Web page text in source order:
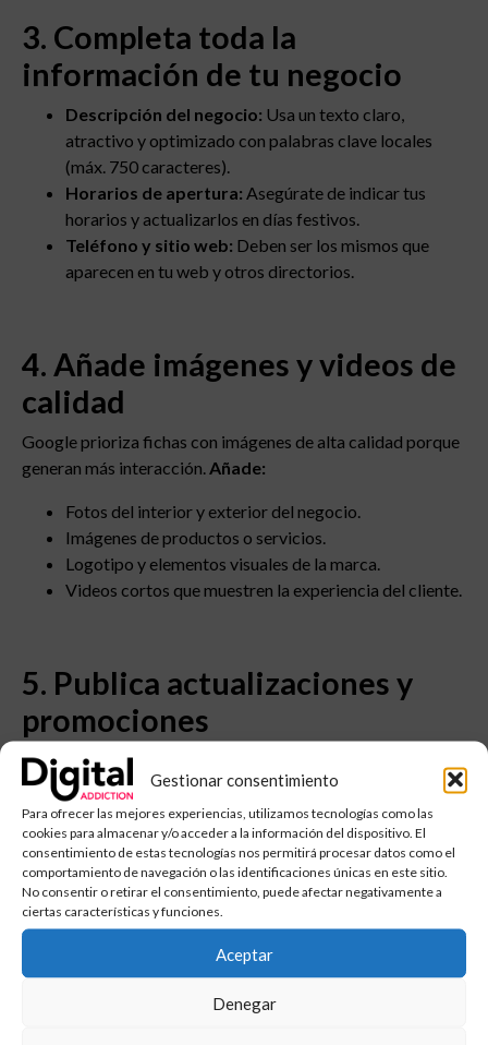
Gestionar consentimiento
Para ofrecer las mejores experiencias, utilizamos tecnologías como las
cookies para almacenar y/o acceder a la información del dispositivo. El
consentimiento de estas tecnologías nos permitirá procesar datos como el
comportamiento de navegación o las identificaciones únicas en este sitio.
No consentir o retirar el consentimiento, puede afectar negativamente a
ciertas características y funciones.
Aceptar
Denegar
3. Completa toda la
información de tu negocio
Descripción del negocio: Usa un texto claro,
atractivo y optimizado con palabras clave locales
(máx. 750 caracteres).
Horarios de apertura: Asegúrate de indicar tus
horarios y actualizarlos en días festivos.
Teléfono y sitio web: Deben ser los mismos que
aparecen en tu web y otros directorios.
4. Añade imágenes y videos de
calidad
Google prioriza fichas con imágenes de alta calidad porque
generan más interacción.Añade:
Fotos del interior y exterior del negocio.
Imágenes de productos o servicios.
Logotipo y elementos visuales de la marca.
Videos cortos que muestren la experiencia del cliente.
5. Publica actualizaciones y
promociones
Google My Business permite crear publicaciones similares
a las redes sociales.Aprovecha esta función para:
Informar sobrenovedades o eventos.
Promocionarofertas especiales o descuentos.
Compartirnoticias relevantes sobre tu negocio.
Publicar regularmente mejora la visibilidad de tu ficha y
aumenta la interacción con clientes potenciales.